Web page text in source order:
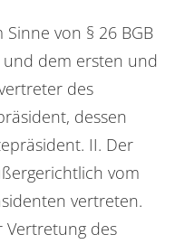
von § 26 BGB
dem ersten und
des
dessen
II. Der
vom
vertreten.
Vertretung des